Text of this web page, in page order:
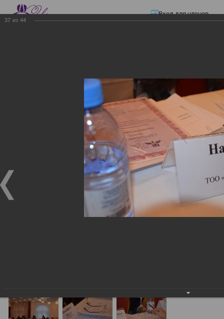
Вход для членов
Презентации
ЭЛЕКТРОННЫЕ СЧЕТА-ФАКТУРЫ.
ЭЛЕКТРОННЫЕ СЧЕТА-
ФАКТУРЫ. ВИРТУАЛЬНЫЙ
ЭЛЕКТРОННЫЕ СЧЕТА-ФАКТУРЫ. ВИРТУАЛЬНЫЙ
СКЛАД.
Семинар с КГД и разработчиками
37 из 44